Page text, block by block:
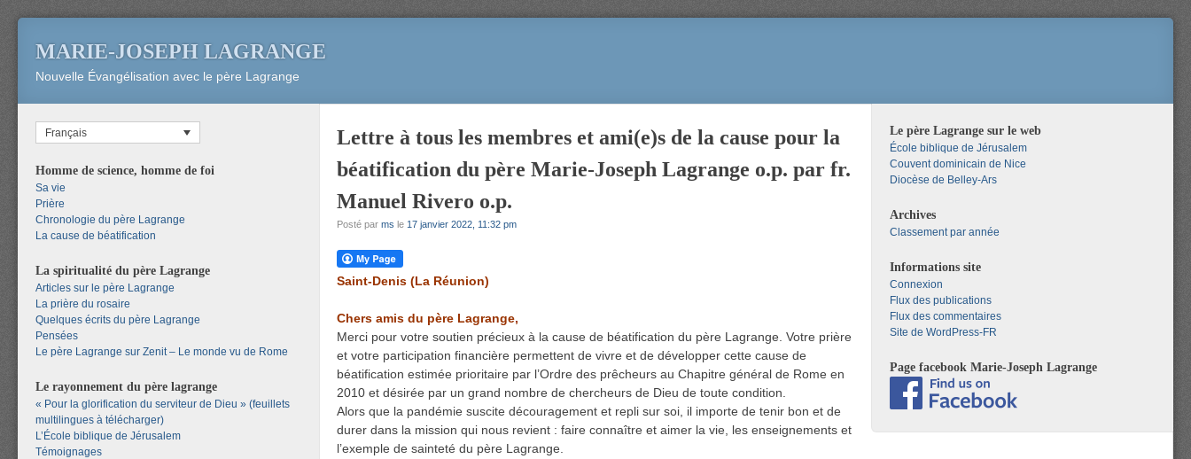
MARIE-JOSEPH LAGRANGE
Nouvelle Évangélisation avec le père Lagrange
Lettre à tous les membres et ami(e)s de la cause pour la
béatification du père Marie-Joseph Lagrange o.p. par fr.
Manuel Rivero o.p.
Posté par ms le 17 janvier 2022, 11:32 pm
Saint-Denis (La Réunion)
Chers amis du père Lagrange,
Merci pour votre soutien précieux à la cause de béatification du père Lagrange. Votre prière
et votre participation financière permettent de vivre et de développer cette cause de
béatification estimée prioritaire par l’Ordre des prêcheurs au Chapitre général de Rome en
2010 et désirée par un grand nombre de chercheurs de Dieu de toute condition.
Alors que la pandémie suscite découragement et repli sur soi, il importe de tenir bon et de
durer dans la mission qui nous revient : faire connaître et aimer la vie, les enseignements et
l’exemple de sainteté du père Lagrange.
Français
Homme de science, homme de foi
Sa vie
Prière
Chronologie du père Lagrange
La cause de béatification
La spiritualité du père Lagrange
Articles sur le père Lagrange
La prière du rosaire
Quelques écrits du père Lagrange
Pensées
Le père Lagrange sur Zenit – Le monde vu de Rome
Le rayonnement du père lagrange
« Pour la glorification du serviteur de Dieu » (feuillets
multilingues à télécharger)
L’École biblique de Jérusalem
Témoignages
Le père Lagrange sur le web
École biblique de Jérusalem
Couvent dominicain de Nice
Diocèse de Belley-Ars
Archives
Classement par année
Informations site
Connexion
Flux des publications
Flux des commentaires
Site de WordPress-FR
Page facebook Marie-Joseph Lagrange